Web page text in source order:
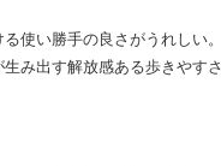
使い勝手の良さがうれしい。
み出す解放感ある歩きやすさ